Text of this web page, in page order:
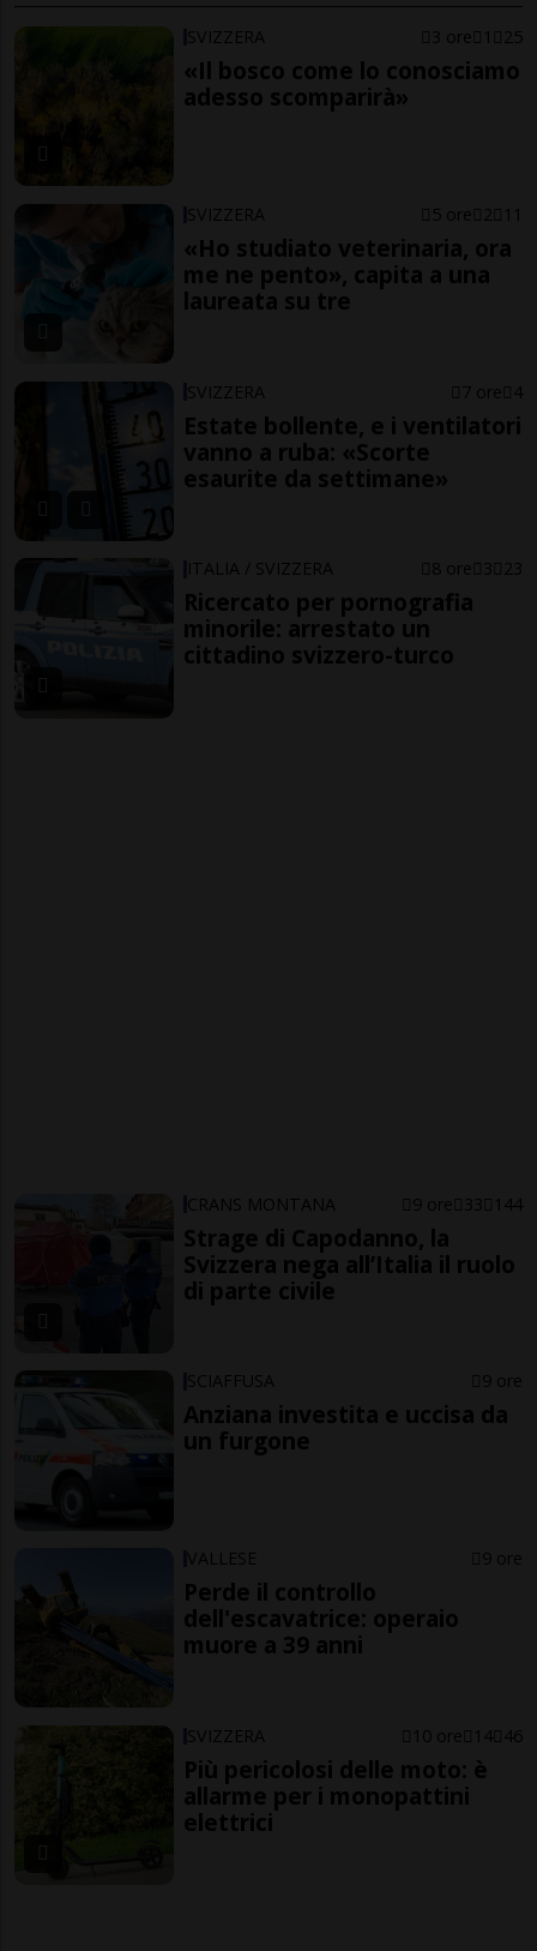
SVIZZERA 3 ore 1 25
«Il bosco come lo conosciamo
adesso scomparirà»
SVIZZERA 5 ore 2 11
«Ho studiato veterinaria, ora
me ne pento», capita a una
laureata su tre
SVIZZERA 7 ore 4
Estate bollente, e i ventilatori
vanno a ruba: «Scorte
esaurite da settimane»
ITALIA / SVIZZERA 8 ore 3 23
Ricercato per pornografia
minorile: arrestato un
cittadino svizzero-turco
CRANS MONTANA 9 ore 33 144
Strage di Capodanno, la
Svizzera nega all’Italia il ruolo
di parte civile
SCIAFFUSA 9 ore
Anziana investita e uccisa da
un furgone
VALLESE 9 ore
Perde il controllo
dell'escavatrice: operaio
muore a 39 anni
SVIZZERA 10 ore 14 46
Più pericolosi delle moto: è
allarme per i monopattini
elettrici